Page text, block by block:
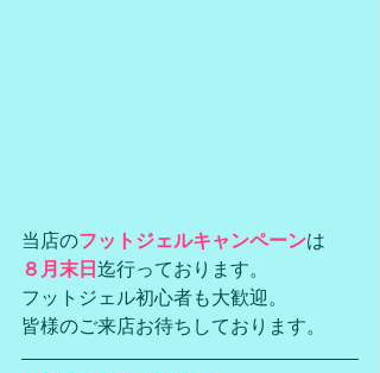
当店のフットジェルキャンペーンは
８月末日 迄行っております。
フットジェル初心者も大歓迎。
皆様のご来店お待ちしております。